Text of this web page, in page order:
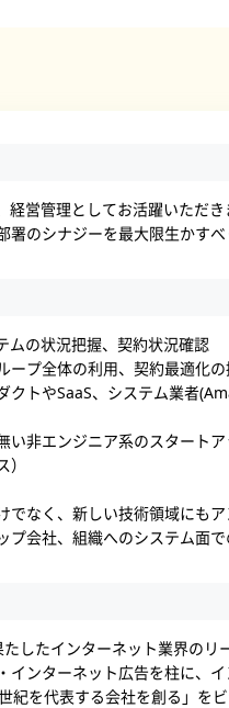
営管理としてお活躍いただき
署のシナジーを最大限生かすべ
ムの状況把握、契約状況確認
ープ全体の利用、契約最適化
クトやSaaS、システム業者
い非エンジニア系のスタート
なく、新しい技術領域にも
プ会社、組織へのシステム面
したインターネット業界のリ
インターネット広告を柱に、
紀を代表する会社を創る」を